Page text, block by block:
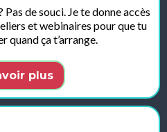
Pas de souci. Je te donne accès
et webinaires pour que tu
quand ça t’arrange.
plus